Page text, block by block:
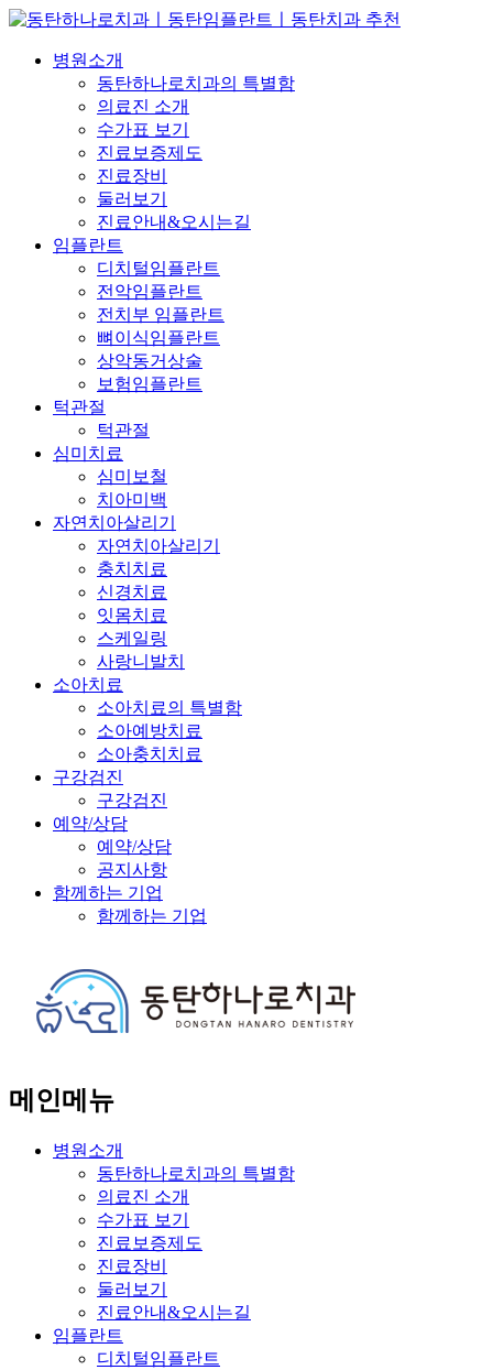
병원소개
동탄하나로치과의 특별함
의료진 소개
수가표 보기
진료보증제도
진료장비
둘러보기
진료안내&오시는길
임플란트
디치털임플란트
전악임플란트
전치부 임플란트
뼈이식임플란트
상악동거상술
보험임플란트
턱관절
턱관절
심미치료
심미보철
치아미백
자연치아살리기
자연치아살리기
충치치료
신경치료
잇몸치료
스케일링
사랑니발치
소아치료
소아치료의 특별함
소아예방치료
소아충치치료
구강검진
구강검진
예약/상담
예약/상담
공지사항
함께하는 기업
함께하는 기업
메인메뉴
병원소개
동탄하나로치과의 특별함
의료진 소개
수가표 보기
진료보증제도
진료장비
둘러보기
진료안내&오시는길
임플란트
디치털임플란트